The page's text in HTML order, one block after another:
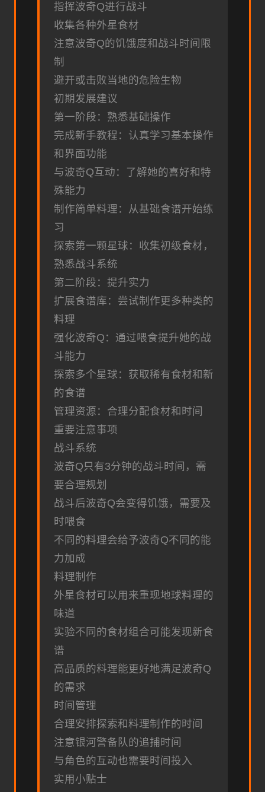
指挥波奇Q进行战斗
收集各种外星食材
注意波奇Q的饥饿度和战斗时间限
制
避开或击败当地的危险生物
初期发展建议
第一阶段：熟悉基础操作
完成新手教程：认真学习基本操作
和界面功能
与波奇Q互动：了解她的喜好和特
殊能力
制作简单料理：从基础食谱开始练
习
探索第一颗星球：收集初级食材，
熟悉战斗系统
第二阶段：提升实力
扩展食谱库：尝试制作更多种类的
料理
强化波奇Q：通过喂食提升她的战
斗能力
探索多个星球：获取稀有食材和新
的食谱
管理资源：合理分配食材和时间
重要注意事项
战斗系统
波奇Q只有3分钟的战斗时间，需
要合理规划
战斗后波奇Q会变得饥饿，需要及
时喂食
不同的料理会给予波奇Q不同的能
力加成
料理制作
外星食材可以用来重现地球料理的
味道
实验不同的食材组合可能发现新食
谱
高品质的料理能更好地满足波奇Q
的需求
时间管理
合理安排探索和料理制作的时间
注意银河警备队的追捕时间
与角色的互动也需要时间投入
实用小贴士